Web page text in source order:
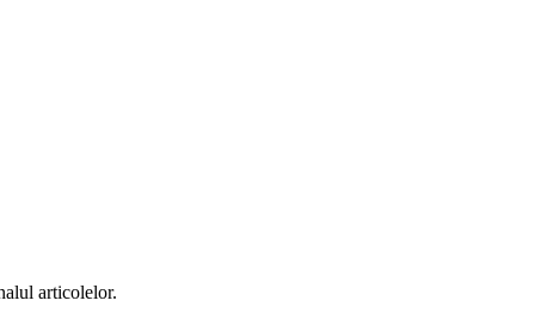
articolelor.